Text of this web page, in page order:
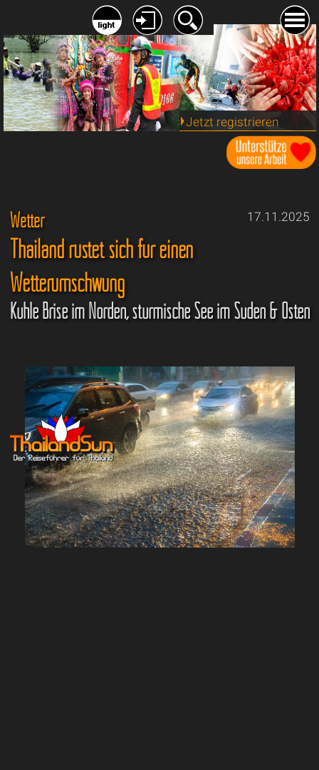
Jetzt registrieren
17.11.2025
Wetter
Thailand rüstet sich für einen
Wetterumschwung
Kühle Brise im Norden, stürmische See im Süden & Osten